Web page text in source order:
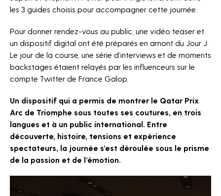
les 3 guides choisis pour accompagner cette journée.
Pour donner rendez-vous au public, une vidéo teaser et
un dispositif digital ont été préparés en amont du Jour J.
Le jour de la course, une série d’interviews et de moments
backstages étaient relayés par les influenceurs sur le
compte Twitter de France Galop.
Un dispositif qui a permis de montrer le Qatar Prix
Arc de Triomphe sous toutes ses coutures, en trois
langues et à un public international. Entre
découverte, histoire, tensions et expérience
spectateurs, la journée s’est déroulée sous le prisme
de la passion et de l’émotion.
NEWSLETTER